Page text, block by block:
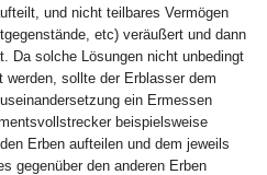
und nicht teilbares Vermögen
etc) veräußert und dann
Da solche Lösungen nicht unbedingt
sollte der Erblasser dem
ein Ermessen
beispielsweise
Erben aufteilen und dem jeweils
gegenüber den anderen Erben